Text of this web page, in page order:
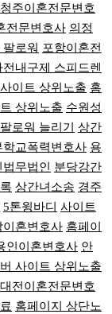
청주이혼전문변호
전문변호사 의정
로워 포항이혼전
전내구제 스피드렌
사이트 상위노출 홈
상위노출 수원성
로워 늘리기
상간
학교폭력변호사 용
무법인
분당강간
상간녀소송 경주
5톤윙바디 사이트
이혼변호사 홈페이
인이혼변호사 안
사이트 상위노출
대전이혼전문변호
홈페이지 상단노